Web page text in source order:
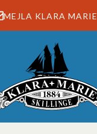
MEJLA KLARA MARIE